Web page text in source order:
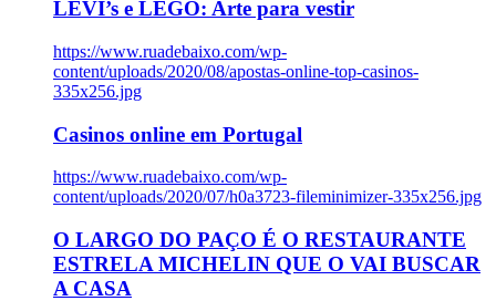
LEVI’s e LEGO: Arte para vestir
https://www.ruadebaixo.com/wp-
content/uploads/2020/08/apostas-online-top-casinos-
335x256.jpg
Casinos online em Portugal
https://www.ruadebaixo.com/wp-
content/uploads/2020/07/h0a3723-fileminimizer-335x256.jpg
O LARGO DO PAÇO É O RESTAURANTE
ESTRELA MICHELIN QUE O VAI BUSCAR
A CASA